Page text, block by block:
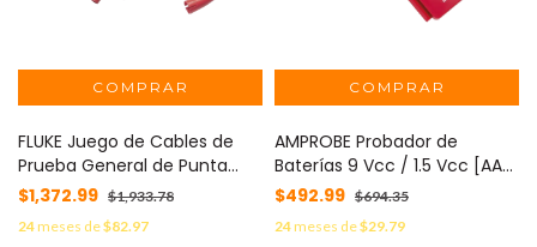
FLUKE Juego de Cables de
Prueba General de Punta
Dura. CAT III y CAT IV solo
con Tapa Protectora TL75
$1,372.99 $1,933.78
24meses de$82.97
AMPROBE Probador de
Baterías 9 Vcc / 1.5 Vcc [AA-
AAA-C-D] BAT-250
$492.99 $694.35
24meses de$29.79